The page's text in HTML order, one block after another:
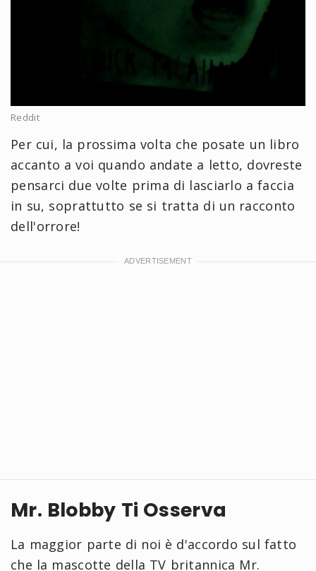
Reddit
Per cui, la prossima volta che posate un libro
accanto a voi quando andate a letto, dovreste
pensarci due volte prima di lasciarlo a faccia
in su, soprattutto se si tratta di un racconto
dell'orrore!
Mr. Blobby Ti Osserva
La maggior parte di noi è d'accordo sul fatto
che la mascotte della TV britannica Mr.